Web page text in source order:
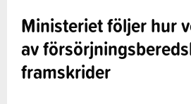
Ministeriet följer hur
av
framskrider